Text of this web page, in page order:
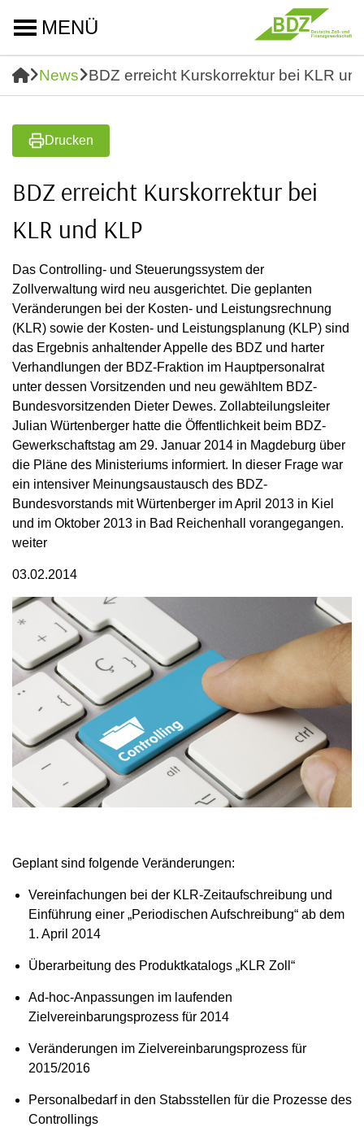
MENÜ
News BDZ erreicht Kurskorrektur bei KLR
Drucken
BDZ erreicht Kurskorrektur bei
KLR und KLP
Das Controlling- und Steuerungssystem der
Zollverwaltung wird neu ausgerichtet. Die geplanten
Veränderungen bei der Kosten- und Leistungsrechnung
(KLR) sowie der Kosten- und Leistungsplanung (KLP) sind
das Ergebnis anhaltender Appelle des BDZ und harter
Verhandlungen der BDZ-Fraktion im Hauptpersonalrat
unter dessen Vorsitzenden und neu gewähltem BDZ-
Bundesvorsitzenden Dieter Dewes. Zollabteilungsleiter
Julian Würtenberger hatte die Öffentlichkeit beim BDZ-
Gewerkschaftstag am 29. Januar 2014 in Magdeburg über
die Pläne des Ministeriums informiert. In dieser Frage war
ein intensiver Meinungsaustausch des BDZ-
Bundesvorstands mit Würtenberger im April 2013 in Kiel
und im Oktober 2013 in Bad Reichenhall vorangegangen.
weiter
03.02.2014
Geplant sind folgende Veränderungen:
Vereinfachungen bei der KLR-Zeitaufschreibung und
Einführung einer „Periodischen Aufschreibung“ ab dem
1. April 2014
Überarbeitung des Produktkatalogs „KLR Zoll“
Ad-hoc-Anpassungen im laufenden
Zielvereinbarungsprozess für 2014
Veränderungen im Zielvereinbarungsprozess für
2015/2016
Personalbedarf in den Stabsstellen für die Prozesse des
Controllings